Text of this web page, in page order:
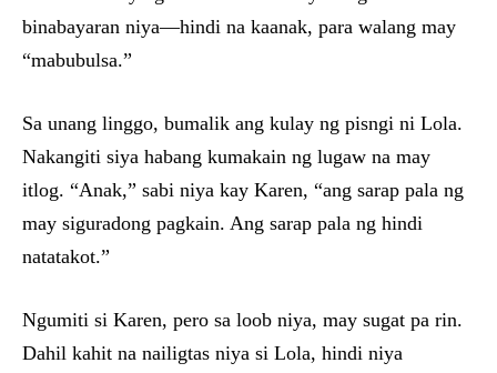
binabayaran niya—hindi na kaanak, para walang may
“mabubulsa.”
Sa unang linggo, bumalik ang kulay ng pisngi ni Lola.
Nakangiti siya habang kumakain ng lugaw na may
itlog. “Anak,” sabi niya kay Karen, “ang sarap pala ng
may siguradong pagkain. Ang sarap pala ng hindi
natatakot.”
Ngumiti si Karen, pero sa loob niya, may sugat pa rin.
Dahil kahit na nailigtas niya si Lola, hindi niya